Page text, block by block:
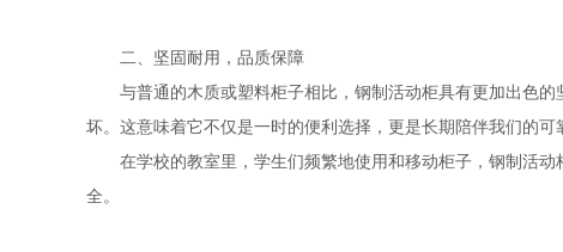
二、坚固耐用，品质保障
与普通的木质或塑料柜子相比，钢制活动柜具有更加出色
坏。这意味着它不仅是一时的便利选择，更是长期陪伴我们的可
在学校的教室里，学生们频繁地使用和移动柜子，钢制活
全。